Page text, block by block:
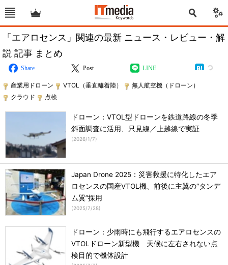
「エアロセンス」関連の最新 ニュース・レビュー・解
説 記事 まとめ
Share Post LINE
産業用ドローン VTOL（垂直離着陸）
無人航空機（ドローン）
クラウド
点検
ドローン：VTOL型ドローンを鉄道路線の冬季
斜面調査に活用、只見線／上越線で実証
(2026/1/7)
Japan Drone 2025：災害救援に特化したエア
ロセンスの国産VTOL機、前後に主翼の“タンデ
ム翼”採用
(2025/7/28)
ドローン：少雨時にも飛行するエアロセンスの
VTOLドローン新型機 天候に左右されない点
検目的で機体設計